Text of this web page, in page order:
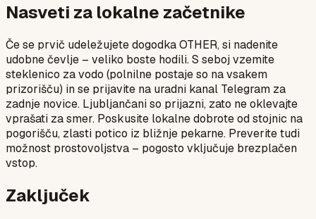
Nasveti za lokalne začetnike
Če se prvič udeležujete dogodka OTHER, si nadenite
udobne čevlje – veliko boste hodili. S seboj vzemite
steklenico za vodo (polnilne postaje so na vsakem
prizorišču) in se prijavite na uradni kanal Telegram za
zadnje novice. Ljubljančani so prijazni, zato ne oklevajte
vprašati za smer. Poskusite lokalne dobrote od stojnic na
pogorišču, zlasti potico iz bližnje pekarne. Preverite tudi
možnost prostovoljstva – pogosto vključuje brezplačen
vstop.
Zaključek